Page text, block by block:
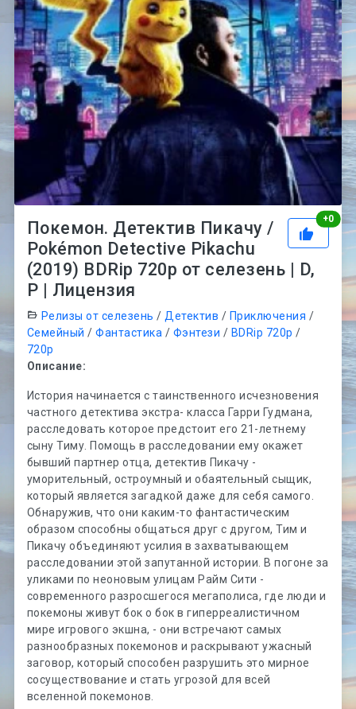
+0
Покемон. Детектив Пикачу /
Pokémon Detective Pikachu
(2019) BDRip 720p от селезень | D,
P | Лицензия
Релизы от селезень / Детектив / Приключения /
Семейный /Фантастика / Фэнтези / BDRip 720p /
720p
Описание:
История начинается с таинственного исчезновения
частного детектива экстра- класса Гарри Гудмана,
расследовать которое предстоит его 21-летнему
сыну Тиму. Помощь в расследовании ему окажет
бывший партнер отца, детектив Пикачу -
уморительный, остроумный и обаятельный сыщик,
который является загадкой даже для себя самого.
Обнаружив, что они каким-то фантастическим
образом способны общаться друг с другом, Тим и
Пикачу объединяют усилия в захватывающем
расследовании этой запутанной истории. В погоне за
уликами по неоновым улицам Райм Сити -
современного разросшегося мегаполиса, где люди и
покемоны живут бок о бок в гиперреалистичном
мире игрового экшна, - они встречают самых
разнообразных покемонов и раскрывают ужасный
заговор, который способен разрушить это мирное
сосуществование и стать угрозой для всей
вселенной покемонов.